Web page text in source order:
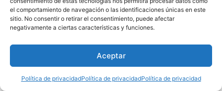
el comportamiento de navegación o las identificaciones únicas en este
sitio. No consentir o retirar el consentimiento, puede afectar
negativamente a ciertas características y funciones.
Aceptar
Política de privacidadPolítica de privacidadPolítica de privacidad
graduado de la Escuela de Periodismo en la Facultad de
Comunicación Social de la universidad de Panamá.